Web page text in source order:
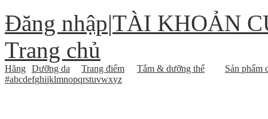
Đăng nhập|TÀI KHOẢN
Trang chủ
Hãng Dưỡng da Trang điểm Tắm & dưỡng thể
Sản phẩm
#abcdefghijklmnopqrstuvwxyz